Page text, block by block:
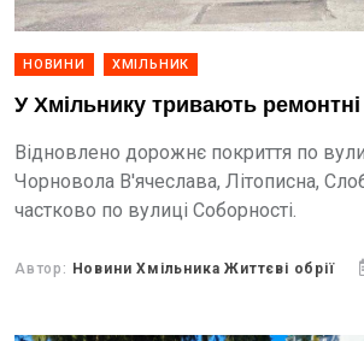
НОВИНИ ХМІЛЬНИК
У Хмільнику тривають ремонтні
Відновлено дорожнє покриття по
Чорновола В'ячеслава, Літописна,
частково по вулиці Соборності.
Автор: Новини Хмільника Життєві обрії